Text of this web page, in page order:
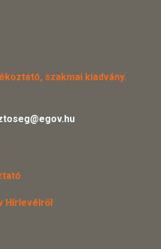
szakmai kiadvány.
Hírlevélről